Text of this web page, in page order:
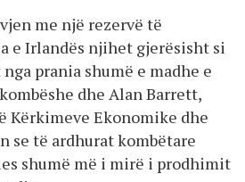
me një rezervë të
e Irlandës njihet gjerësisht si
prania shumë e madhe e
dhe Alan Barrett,
Ekonomike dhe
se të ardhurat kombëtare
shumë më i mirë i prodhimit